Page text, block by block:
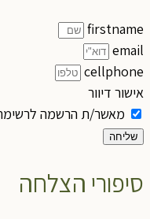
firstname
email
cellphone
אישור דיוור
מאשר/ת הרשמה לרשימת
שליחה
סיפורי הצלחה